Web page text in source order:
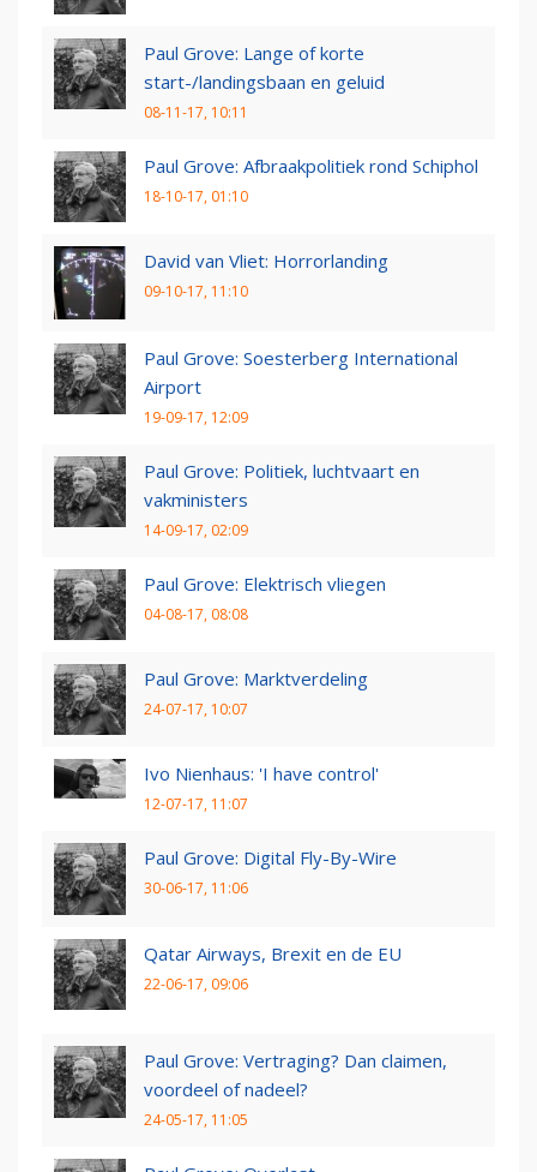
Paul Grove: Lange of korte
start-/landingsbaan en geluid
08-11-17, 10:11
Paul Grove: Afbraakpolitiek rond Schiphol
18-10-17, 01:10
David van Vliet: Horrorlanding
09-10-17, 11:10
Paul Grove: Soesterberg International
Airport
19-09-17, 12:09
Paul Grove: Politiek, luchtvaart en
vakministers
14-09-17, 02:09
Paul Grove: Elektrisch vliegen
04-08-17, 08:08
Paul Grove: Marktverdeling
24-07-17, 10:07
Ivo Nienhaus: 'I have control'
12-07-17, 11:07
Paul Grove: Digital Fly-By-Wire
30-06-17, 11:06
Qatar Airways, Brexit en de EU
22-06-17, 09:06
Paul Grove: Vertraging? Dan claimen,
voordeel of nadeel?
24-05-17, 11:05